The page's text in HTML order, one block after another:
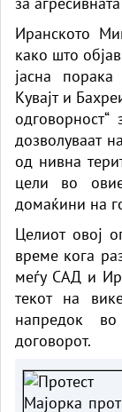
Иранското
како што
јасна
Кувајт и
дозволуваат
од нивна
цели во
домаќини на
Целиот овој
време кога
меѓу САД и
текот на
напредок
договорот.